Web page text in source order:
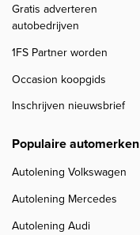
Gratis adverteren
autobedrijven
1FS Partner worden
Occasion koopgids
Inschrijven nieuwsbrief
Populaire automerken
Autolening Volkswagen
Autolening Mercedes
Autolening Audi